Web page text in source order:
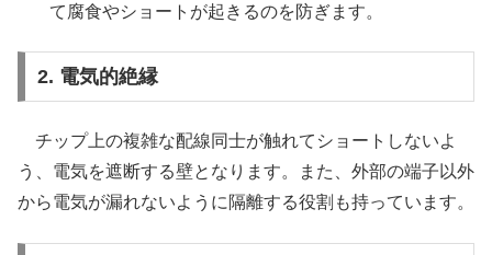
て腐食やショートが起きるのを防ぎます。
2. 電気的絶縁
チップ上の複雑な配線同士が触れてショートしないよ
う、電気を遮断する壁となります。また、外部の端子以外
から電気が漏れないように隔離する役割も持っています。